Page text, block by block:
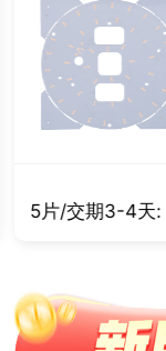
5片/交期3-4天: